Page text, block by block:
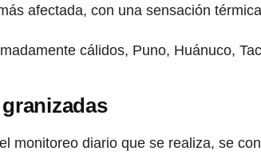
afectada, con una sensación
cálidos, Puno, Huánuco,
monitoreo diario que se realiza, se